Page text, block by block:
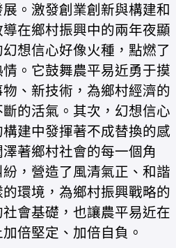
。激發創業創新與構建和
在鄉村振興中的兩年夜顯
想信心好像火種，點燃了
。它鼓舞農平易近勇于摸
、新技術，為鄉村經濟的
的活氣。其次，幻想信心
建中發揮著不成替換的感
著鄉村社會的每一個角
，營造了風清氣正、和諧
環境，為鄉村振興戰略的
會基礎，也讓農平易近在
倍堅定、加倍自負。